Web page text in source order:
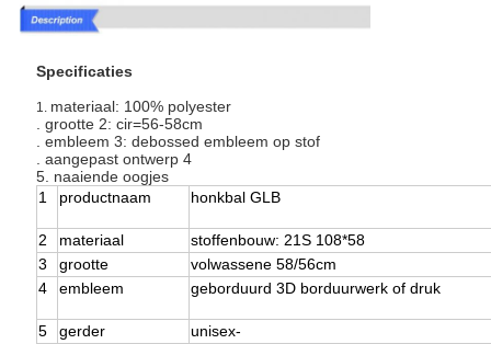
Specificaties
1. materiaal: 100% polyester
. grootte 2: cir=56-58cm
. embleem 3: debossed embleem op stof
. aangepast ontwerp 4
5. naaiende oogjes
1
productnaam honkbal GLB
2 materiaal
stoffenbouw: 21S 108*58
3
grootte
volwassene 58/56cm
4
embleem geborduurd 3D borduurwerk of druk
5 gerder
unisex-